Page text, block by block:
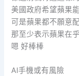
美國政府希望蘋果
可是蘋果都不願意
那至少表示蘋果在
嗯 好棒棒
AI手機或有風險